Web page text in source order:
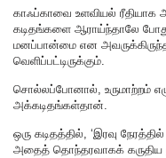
காஃப்காவை உளவியல்
கடிதங்களை ஆராய்ந்தாலே
மனப்பான்மை என
வெளிப்பட்டிருக்கும்.
சொல்லப்போனால், உருமாற்றம்
அக்கடிதங்கள்தான்.
ஒரு கடிதத்தில், ‘இரவு
அதைத் தொந்தரவாகக் கருதிய